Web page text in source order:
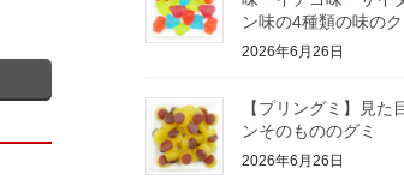
ン味の4種類の味の
2026年6月26日
【プリングミ】見た
ンそのもののグミ
2026年6月26日